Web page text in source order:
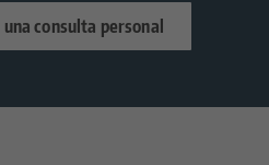
consulta personal